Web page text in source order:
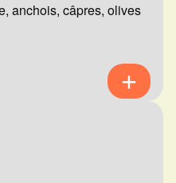
anchois, câpres, olives